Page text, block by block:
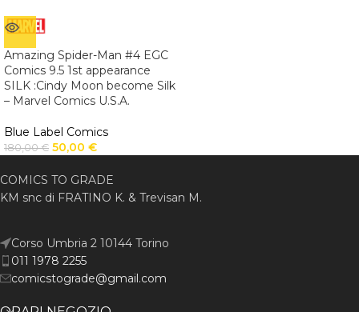
Amazing Spider-Man #4 EGC
Comics 9.5 1st appearance
SILK :Cindy Moon become Silk
– Marvel Comics U.S.A.
Blue Label Comics
180,00€ 50,00 €
COMICS TO GRADE
KM snc di FRATINO K. & Trevisan M.
Corso Umbria 2 10144 Torino
011 1978 2255
comicstograde@gmail.com